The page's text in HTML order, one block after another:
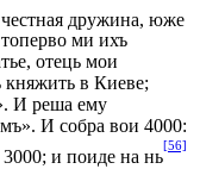
дружина, юже
ми ихъ
отець мои
княжить в Киеве;
И реша ему
И собра вои 4000:
и поиде на нь
[56]